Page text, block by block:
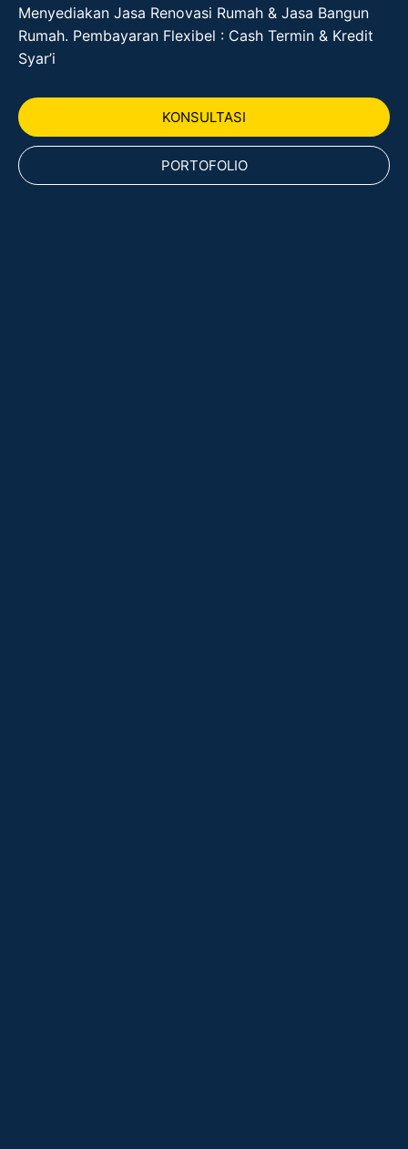
Menyediakan Jasa Renovasi Rumah & Jasa Bangun
Rumah. Pembayaran Flexibel : Cash Termin & Kredit
Syar’i
KONSULTASI
PORTOFOLIO